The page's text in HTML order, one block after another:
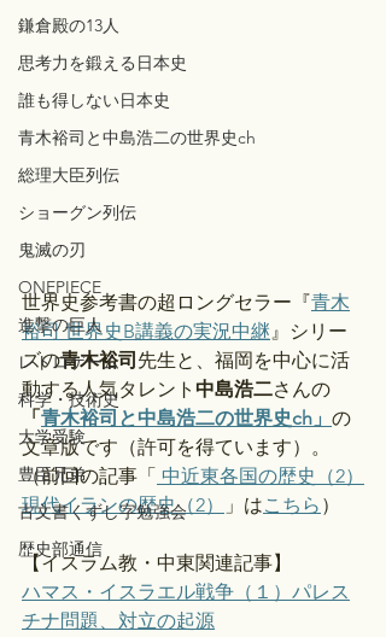
鎌倉殿の13人
思考力を鍛える日本史
誰も得しない日本史
青木裕司と中島浩二の世界史ch
総理大臣列伝
ショーグン列伝
鬼滅の刃
ONEPIECE
進撃の巨人
レトロゲーム
科学・技術史
大学受験
豊臣兄弟
古文書くずし字勉強会
歴史部通信
世界史参考書の超ロングセラー『青木
裕司 世界史B講義の実況中継』シリー
ズの青木裕司 先生と、福岡を中心に活
動する人気タレント 中島浩二さんの
「青木裕司と中島浩二の世界史ch」 の
文章版です（許可を得ています）。
（前回の記事「 中近東各国の歴史（2）
現代イランの歴史（2）
」はこちら ）
【イスラム教・中東関連記事】
ハマス・イスラエル戦争（１）パレス
チナ問題、対立の起源